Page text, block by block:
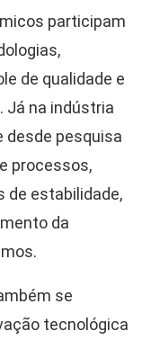
participam
de qualidade e
Já na indústria
desde pesquisa
processos,
de estabilidade,
da
se
tecnológica